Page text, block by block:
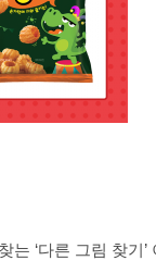
‘다른 그림 찾기